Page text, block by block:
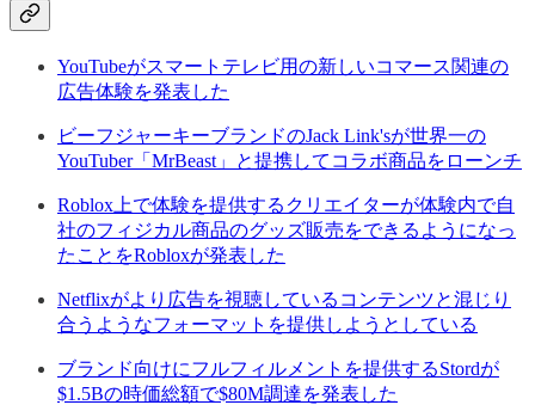
YouTubeがスマートテレビ用の新しいコマース関連の
広告体験を発表した
ビーフジャーキーブランドのJack Link'sが世界一の
YouTuber「MrBeast」と提携してコラボ商品をローンチ
Roblox上で体験を提供するクリエイターが体験内で自
社のフィジカル商品のグッズ販売をできるようになっ
たことをRobloxが発表した
Netflixがより広告を視聴しているコンテンツと混じり
合うようなフォーマットを提供しようとしている
ブランド向けにフルフィルメントを提供するStordが
$1.5Bの時価総額で$80M調達を発表した